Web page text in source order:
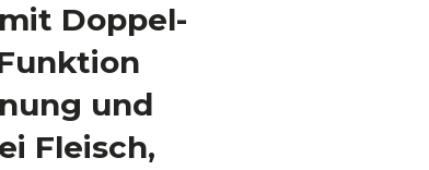
Doppel-
und
Fleisch,